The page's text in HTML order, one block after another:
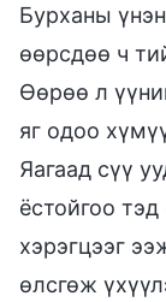
Бурханы
өөрсдөө ч
Өөрөө л
яг одоо
Яагаад сүү
ёстойгоо
хэрэгцээг
өлсгөж